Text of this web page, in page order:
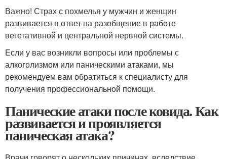
Важно! Страх с похмелья у мужчин и женщин
развивается в ответ на разобщение в работе
вегетативной и центральной нервной системы.
Если у вас возникли вопросы или проблемы с
алкоголизмом или паническими атаками, мы
рекомендуем вам обратиться к специалисту для
получения профессиональной помощи.
Панические атаки после ковида. Как
развивается и проявляется
паническая атака?